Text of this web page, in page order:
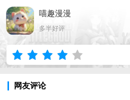
喵趣漫漫
多半好评
网友评论